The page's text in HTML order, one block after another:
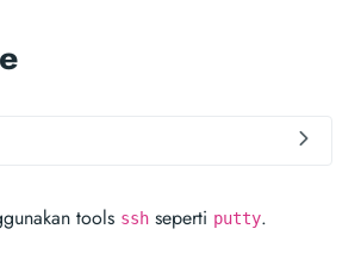
tools ssh seperti putty.